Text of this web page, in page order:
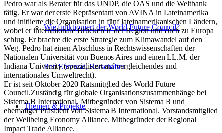
Wie funktioniert der World Future Council?
Rat, Ehrenrat, Botschafter
Themen & Projekte
Pedro war als Berater für das UNDP, die OAS und die Weltbank
tätig. Er war der erste Repräsentant von AVINA in Lateinamerika
und initiierte die Organisation in fünf lateinamerikanischen Ländern,
wobei er internationale Brücken in der Region und auch zu Europa
schlug. Er brachte die erste Strategie zum Klimawandel auf den
Weg. Pedro hat einen Abschluss in Rechtswissenschaften der
Nationalen Universität von Buenos Aires und einen LL.M. der
Indiana University (spezialisiert auf vergleichendes und
internationales Umweltrecht).
Er ist seit Oktober 2020 Ratsmitglied des World Future
Council.Zuständig für globale Organisationszusammenhänge bei
Sistema B International, Mitbegründer von Sistema B und
ehemaliger Präsident von Sistema B International. Vorstandsmitglied
der Wellbeing Economy Alliance. Mitbegründer der Regional
Impact Trade Alliance.